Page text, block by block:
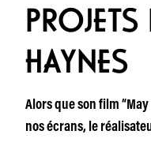
HAYNES
Alors que son film
nos écrans, le